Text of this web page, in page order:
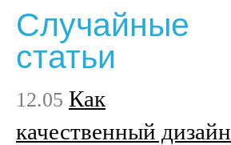
Случайные
статьи
12.05 Как
качественный дизайн